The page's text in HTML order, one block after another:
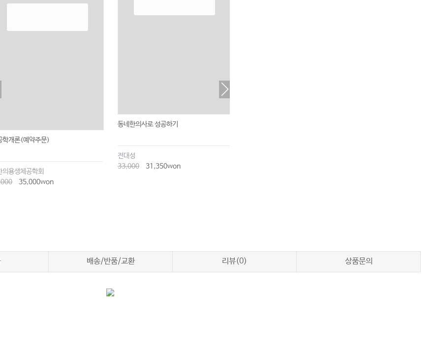
학개론(예약주문)
의용생체공학회
35,000won
동네한의사로 성공하기
전대성
33,000
31,350won
배송/반품/교환 리뷰(0) 상품문의